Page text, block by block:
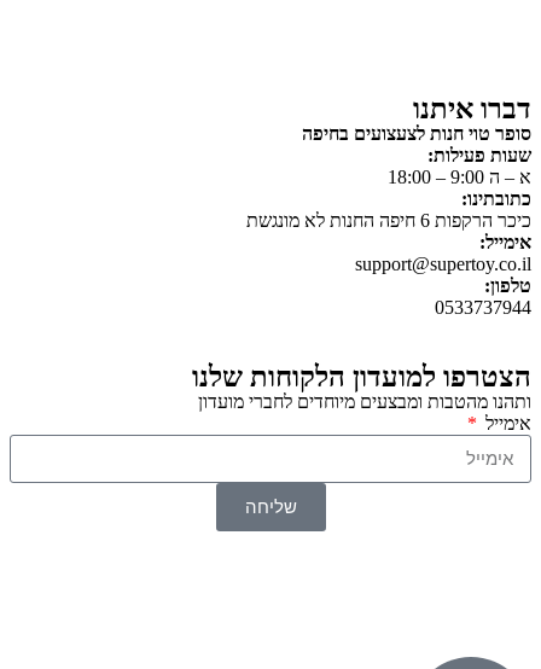
דברו איתנו
סופר טוי חנות לצעצועים בחיפה
שעות פעילות:
א – ה 9:00 – 18:00
כתובתינו:
כיכר הרקפות 6 חיפה החנות לא מונגשת
אימייל:
support@supertoy.co.il
טלפון:
0533737944
הצטרפו למועדון הלקוחות שלנו
ותהנו מהטבות ומבצעים מיוחדים לחברי מועדון
אימייל
שליחה